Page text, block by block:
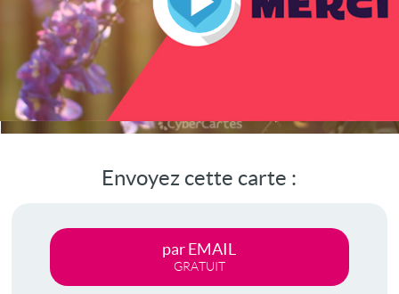
Lire
vidéo
Envoyez cette carte :
par EMAIL
GRATUIT